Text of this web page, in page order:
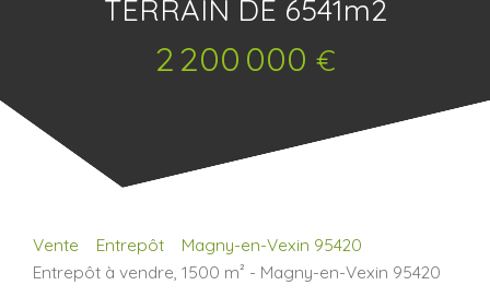
TERRAIN DE 6541m2
2 200 000 €
Vente Entrepôt
Magny-en-Vexin 95420
Entrepôt à vendre, 1500 m² - Magny-en-Vexin 95420